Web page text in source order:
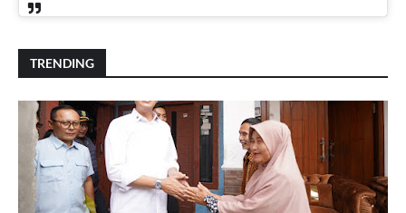
TRENDING